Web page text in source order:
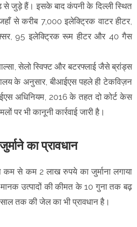
से जुड़े हैं। इसके बाद कंपनी के दिल्ली स्थित
जहाँ से करीब 7,000 इलेक्ट्रिक वाटर हीटर,
95 इलेक्ट्रिक रूम हीटर और 40 गैस
सेलो स्विफ्ट और बटरफ्लाई जैसे ब्रांड्स
के अनुसार, बीआईएस पहले ही टेकविज़न
अधिनियम, 2016 के तहत दो कोर्ट केस
पर भी कानूनी कार्रवाई जारी है।
का प्रावधान
से कम 2 लाख रुपये का जुर्माना लगाया
उत्पादों की कीमत के 10 गुना तक बढ़
तक की जेल का भी प्रावधान है।